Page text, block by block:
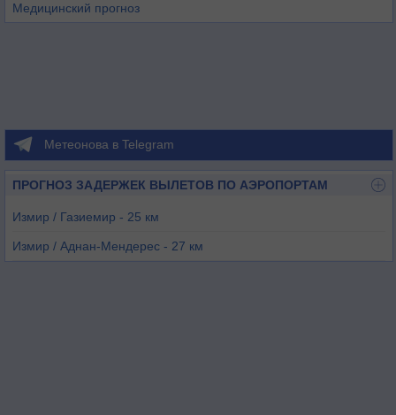
Медицинский прогноз
Метеонова в Telegram
ПРОГНОЗ ЗАДЕРЖЕК ВЫЛЕТОВ ПО АЭРОПОРТАМ
Измир / Газиемир - 25 км
Измир / Аднан-Мендерес - 27 км